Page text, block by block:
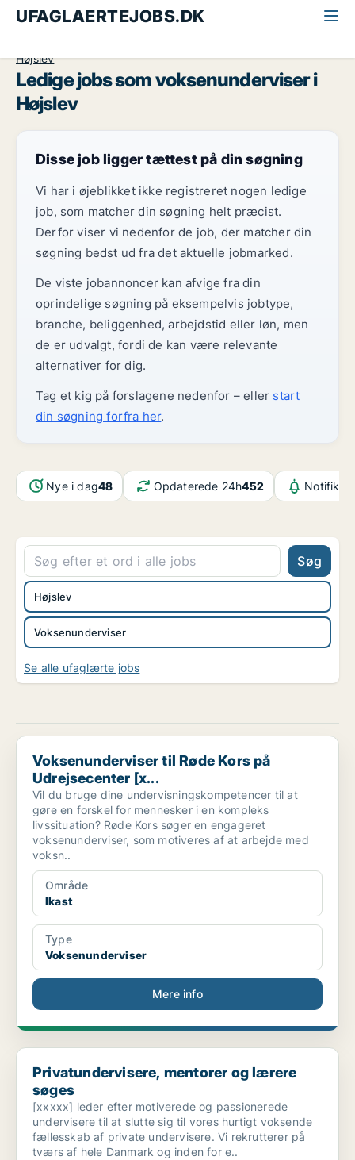
UFAGLAERTEJOBS.DK
Højslev
Ledige jobs som voksenunderviser i
Højslev
Disse job ligger tættest på din søgning
Vi har i øjeblikket ikke registreret nogen ledige
job, som matcher din søgning helt præcist.
Derfor viser vi nedenfor de job, der matcher din
søgning bedst ud fra det aktuelle jobmarked.
De viste jobannoncer kan afvige fra din
oprindelige søgning på eksempelvis jobtype,
branche, beliggenhed, arbejdstid eller løn, men
de er udvalgt, fordi de kan være relevante
alternativer for dig.
Tag et kig på forslagene nedenfor – eller start
din søgning forfra her.
Nye i dag48 Opdaterede 24h452
Søg
Voksenunderviser
Højslev
Se alle ufaglærte jobs
Voksenunderviser til Røde Kors på Udrejsecenter [x...
Voksenunderviser til Røde Kors på
Udrejsecenter [x...
Vil du bruge dine undervisningskompetencer til at
gøre en forskel for mennesker i en kompleks
livssituation? Røde Kors søger en engageret
voksenunderviser, som motiveres af at arbejde med
voksn..
Område
Ikast
Type
Voksenunderviser
Mere info
Privatundervisere, mentorer og lærere søges
Privatundervisere, mentorer og lærere
søges
[xxxxx] leder efter motiverede og passionerede
undervisere til at slutte sig til vores hurtigt voksende
fællesskab af private undervisere. Vi rekrutterer på
tværs af hele Danmark og inden for e..